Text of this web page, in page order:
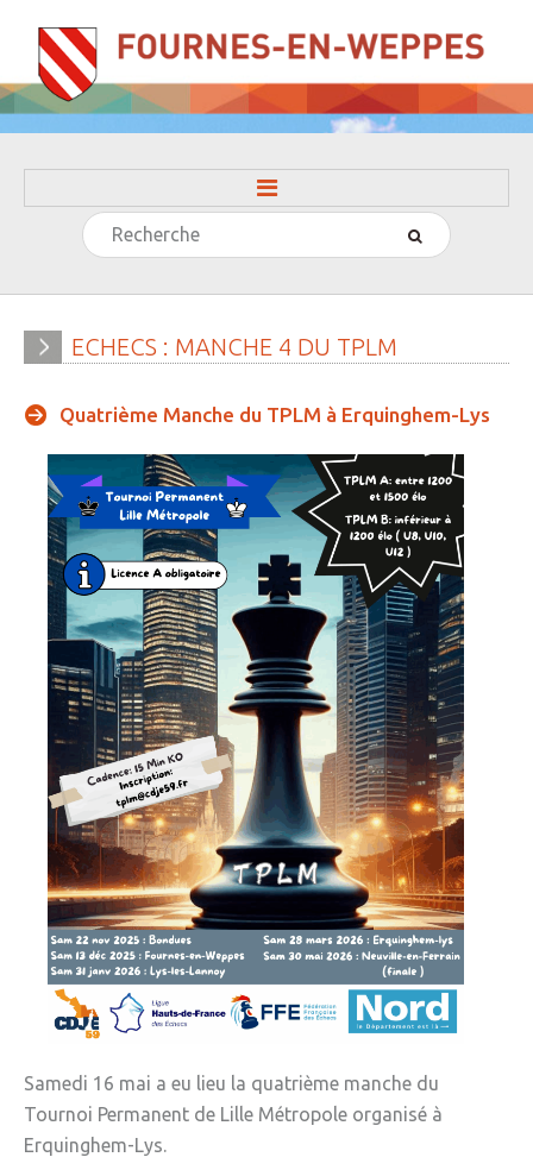
ACCUEIL
» Journal municipal
» Le conseil municipal
» Participation citoyenne
» Réglementation communale
» Les Vitraux de l'Eglise
» Services municipaux
» C.C.A.S
» Métropole Européenne de Lille
VIE PRATIQUE
» Actualités
» Agenda
» Aide à la famille
» Commerces et artisans
» Démarches administratives
» Gîtes - Chambres d'hôtes
» Numéros utiles
Rechercher
ECHECS : MANCHE 4 DU TPLM
Quatrième Manche du TPLM à Erquinghem-Lys
Samedi 16 mai a eu lieu la quatrième manche du
Tournoi Permanent de Lille Métropole organisé à
Erquinghem-Lys.